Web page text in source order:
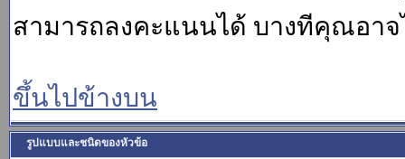
สามารถลงคะแนนได้ บางทีคุณอา
ขึ้นไปข้างบน
รูปแบบและชนิดของหัวข้อ